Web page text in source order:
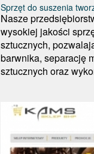
Sprzęt do suszenia
Nasze
wysokiej jakości
sztucznych,
barwnika, separację
sztucznych oraz